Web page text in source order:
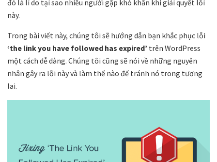
đó là lí do tại sao nhiều người gặp khó khăn khi giải quyết lỗi
này.
Trong bài viết này, chúng tôi sẽ hướng dẫn bạn khắc phục lỗi
‘the link you have followed has expired’ trên WordPress
một cách dễ dàng. Chúng tôi cũng sẽ nói về những nguyên
nhân gây ra lỗi này và làm thế nào để tránh nó trong tương
lai.